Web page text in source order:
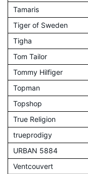
Tamaris
Tiger of Sweden
Tigha
Tom Tailor
Tommy Hilfiger
Topman
Topshop
True Religion
trueprodigy
URBAN 5884
Ventcouvert